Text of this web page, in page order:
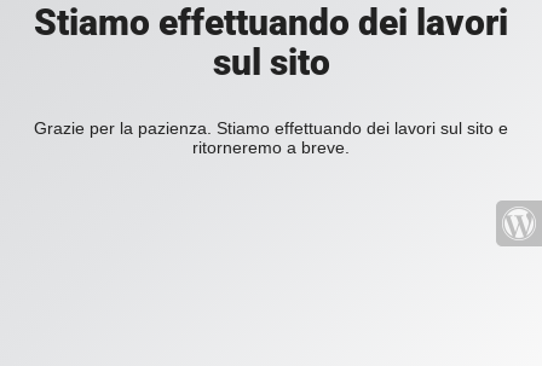
Stiamo effettuando dei lavori
sul sito
Grazie per la pazienza. Stiamo effettuando dei lavori sul sito e
ritorneremo a breve.